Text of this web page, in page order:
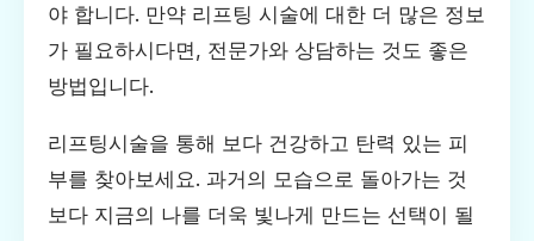
야 합니다. 만약 리프팅 시술에 대한 더 많은 정보
가 필요하시다면, 전문가와 상담하는 것도 좋은
방법입니다.
리프팅시술을 통해 보다 건강하고 탄력 있는 피
부를 찾아보세요. 과거의 모습으로 돌아가는 것
보다 지금의 나를 더욱 빛나게 만드는 선택이 될